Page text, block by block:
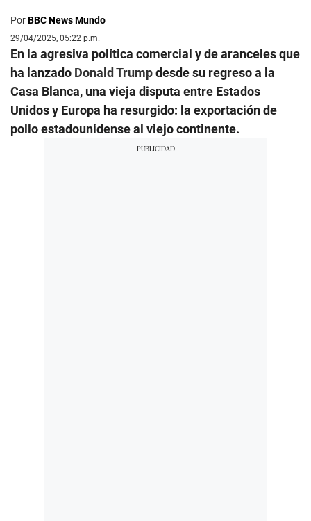
PorBBC News Mundo
29/04/2025, 05:22 p.m.
En la agresiva política comercial y de aranceles que
ha lanzado Donald Trumpdesde su regreso a la
Casa Blanca, una vieja disputa entre Estados
Unidos y Europa ha resurgido: la exportación de
pollo estadounidense al viejo continente.